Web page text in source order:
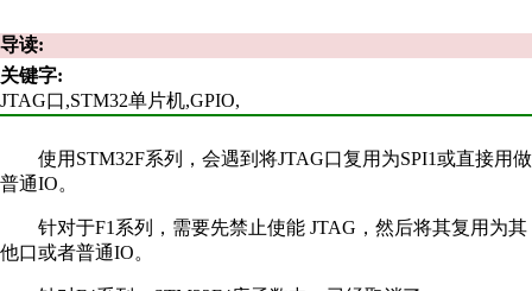
导读:
关键字:
JTAG口,STM32单片机,GPIO,
使用STM32F系列，会遇到将JTAG口复用为SPI1或直接用做
普通IO。
针对于F1系列，需要先禁止使能 JTAG，然后将其复用为其
他口或者普通IO。